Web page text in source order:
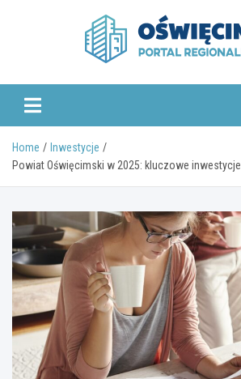
Home
Inwestycje
Powiat Oświęcimski w 2025: kluczowe